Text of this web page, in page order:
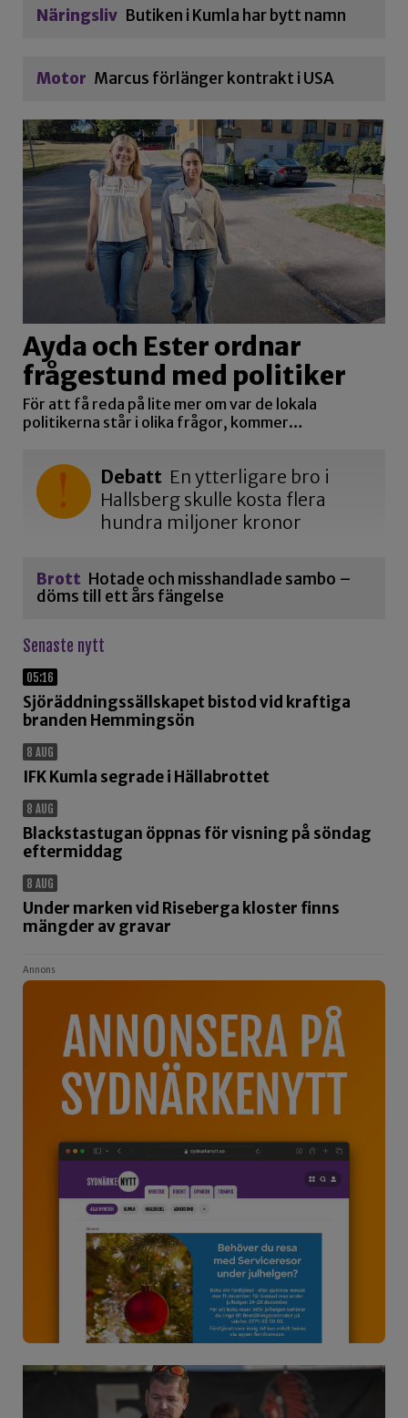
Näringsliv Butiken i Kumla har bytt namn
Motor Marcus förlänger kontrakt i USA
Ayda och Ester ordnar
frågestund med politiker
För att få reda på lite mer om var de lokala
politikerna står i olika frågor, kommer…
Debatt En ytterligare bro i
Hallsberg skulle kosta flera
hundra miljoner kronor
Brott Hotade och misshandlade sambo –
döms till ett års fängelse
Senaste nytt
05:16
Sjöräddningssällskapet bistod vid kraftiga
branden Hemmingsön
8 AUG
IFK Kumla segrade i Hällabrottet
8 AUG
Blackstastugan öppnas för visning på söndag
eftermiddag
8 AUG
Under marken vid Riseberga kloster finns
mängder av gravar
Annons